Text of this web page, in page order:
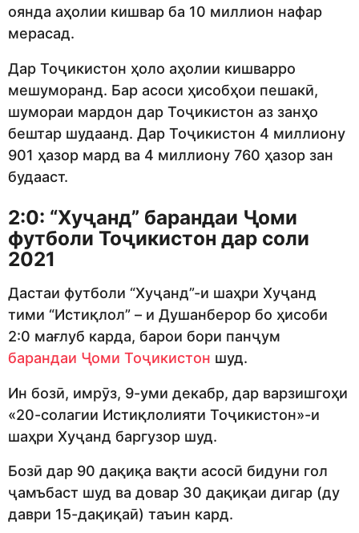
оянда аҳолии кишвар ба 10 миллион нафар
мерасад.
Дар Тоҷикистон ҳоло аҳолии кишварро
мешуморанд. Бар асоси ҳисобҳои пешакӣ,
шумораи мардон дар Тоҷикистон аз занҳо
бештар шудаанд. Дар Тоҷикистон 4 миллиону
901 ҳазор мард ва 4 миллиону 760 ҳазор зан
будааст.
2:0: “Хуҷанд” барандаи Ҷоми
футболи Тоҷикистон дар соли
2021
Дастаи футболи “Хуҷанд”-и шаҳри Хуҷанд
тими “Истиқлол” – и Душанберор бо ҳисоби
2:0 мағлуб карда, барои бори панҷум
барандаи Ҷоми Тоҷикистон шуд.
Ин бозӣ, имрӯз, 9-уми декабр, дар варзишгоҳи
«20-солагии Истиқлолияти Тоҷикистон»-и
шаҳри Хуҷанд баргузор шуд.
Бозӣ дар 90 дақиқа вақти асосӣ бидуни гол
ҷамъбаст шуд ва довар 30 дақиқаи дигар (ду
даври 15-дақиқаӣ) таъин кард.